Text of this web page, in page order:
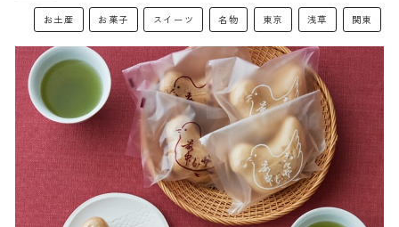
お土産 お菓子 スイーツ 名物 東京 浅草 関東